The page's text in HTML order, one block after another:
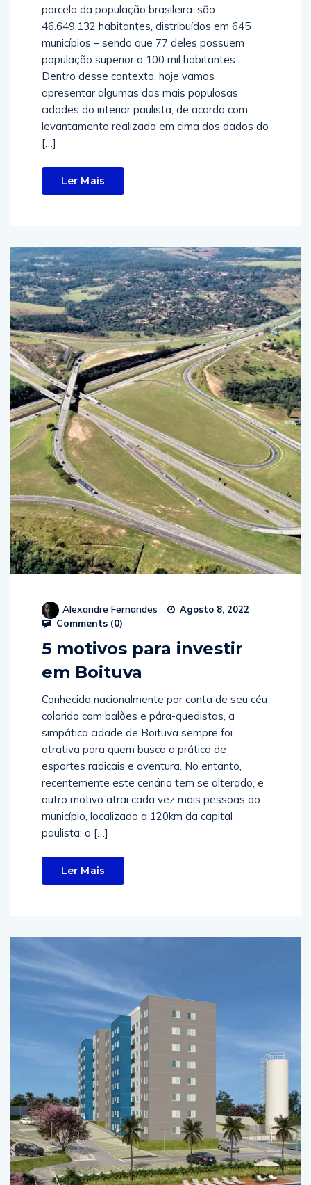
parcela da população brasileira: são
46.649.132 habitantes, distribuídos em 645
municípios – sendo que 77 deles possuem
população superior a 100 mil habitantes.
Dentro desse contexto, hoje vamos
apresentar algumas das mais populosas
cidades do interior paulista, de acordo com
levantamento realizado em cima dos dados do
[…]
Ler Mais
Alexandre Fernandes Agosto 8, 2022
Comments (0)
5 motivos para investir
em Boituva
Conhecida nacionalmente por conta de seu céu
colorido com balões e pára-quedistas, a
simpática cidade de Boituva sempre foi
atrativa para quem busca a prática de
esportes radicais e aventura. No entanto,
recentemente este cenário tem se alterado, e
outro motivo atrai cada vez mais pessoas ao
município, localizado a 120km da capital
paulista: o […]
Ler Mais